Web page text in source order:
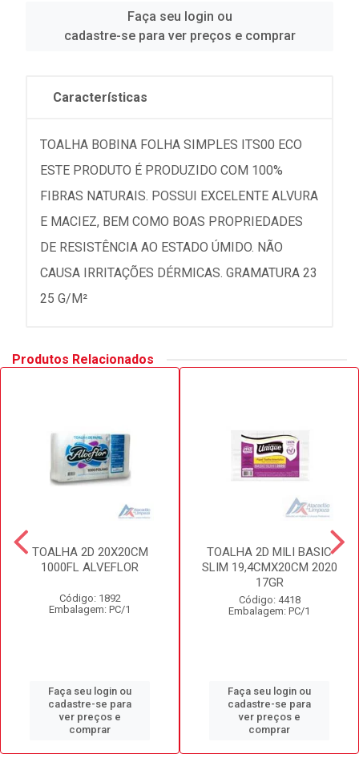
Faça seu login ou
cadastre-se para ver preços e comprar
Características
TOALHA BOBINA FOLHA SIMPLES ITS00 ECO
ESTE PRODUTO É PRODUZIDO COM 100%
FIBRAS NATURAIS. POSSUI EXCELENTE ALVURA
E MACIEZ, BEM COMO BOAS PROPRIEDADES
DE RESISTÊNCIA AO ESTADO ÚMIDO. NÃO
CAUSA IRRITAÇÕES DÉRMICAS. GRAMATURA 23
25 G/M²
Produtos Relacionados
TOALHA 2D 20X20CM
1000FL ALVEFLOR
Código: 1892
Embalagem: PC/1
Faça seu login ou
cadastre-se para
ver preços e
comprar
TOALHA 2D MILI BASIC
SLIM 19,4CMX20CM 2020
17GR
Código: 4418
Embalagem: PC/1
Faça seu login ou
cadastre-se para
ver preços e
comprar